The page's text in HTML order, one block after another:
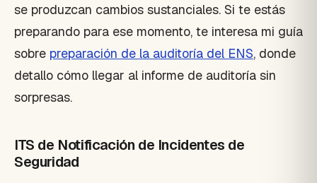
se produzcan cambios sustanciales. Si te estás
preparando para ese momento, te interesa mi guía
sobre preparación de la auditoría del ENS, donde
detallo cómo llegar al informe de auditoría sin
sorpresas.
ITS de Notificación de Incidentes de
Seguridad